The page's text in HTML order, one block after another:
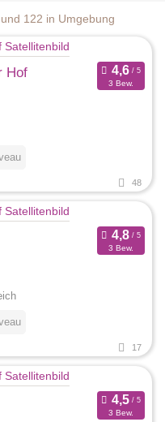
und 122 in Umgebung
Hof
3 Bew.
48
3 Bew.
17
3 Bew.